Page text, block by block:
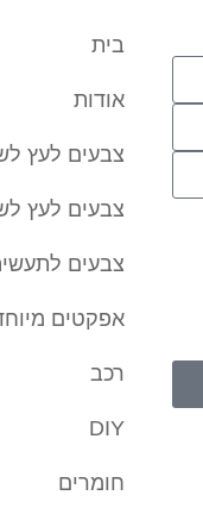
בית
אודות
צבעים לעץ
צבעים לעץ
צבעים
אפקטים
רכב
DIY
חומרים